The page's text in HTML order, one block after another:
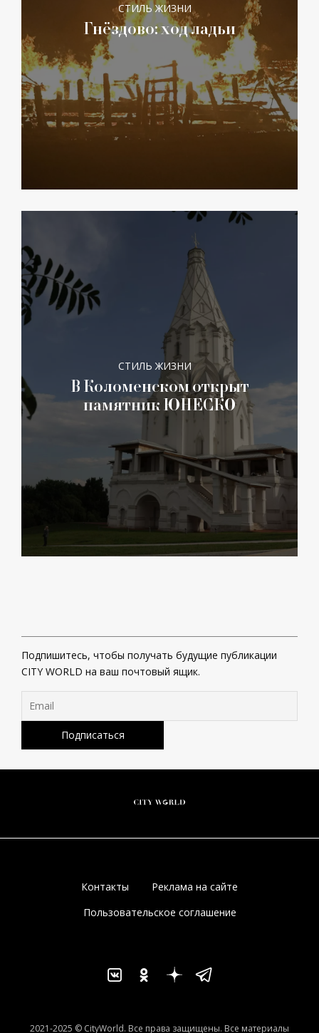
СТИЛЬ ЖИЗНИ
Гнёздово: ход ладьи
СТИЛЬ ЖИЗНИ
В Коломенском открыт
памятник ЮНЕСКО
Подпишитесь, чтобы получать будущие публикации
CITY WORLD на ваш почтовый ящик.
Контакты
Реклама на сайте
Пользовательское соглашение
2021-2025 © CityWorld. Все права защищены. Все материалы